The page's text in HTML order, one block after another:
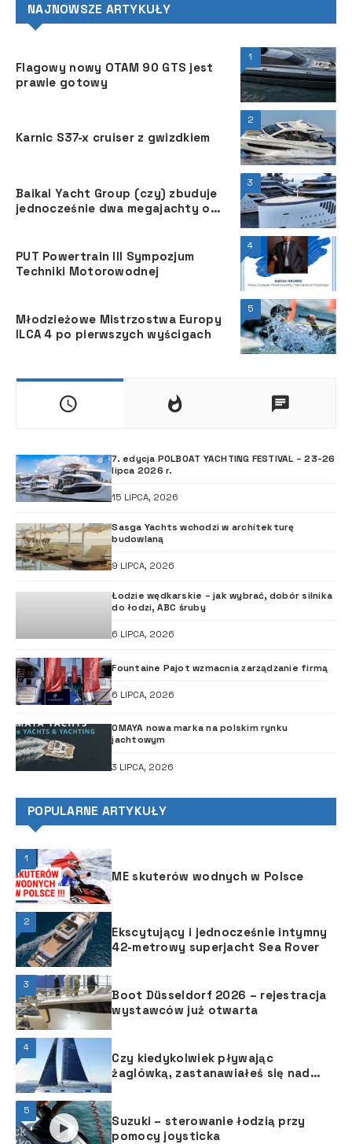
NAJNOWSZE ARTYKUŁY
1
Flagowy nowy OTAM 90 GTS jest
prawie gotowy
2
Karnic S37-x cruiser z gwizdkiem
3
Baikal Yacht Group (czy) zbuduje
jednocześnie dwa megajachty o
4
PUT Powertrain III Sympozjum
Techniki Motorowodnej
5
Młodzieżowe Mistrzostwa Europy
ILCA 4 po pierwszych wyścigach
7. edycja POLBOAT YACHTING FESTIVAL – 23-26
lipca 2026 r.
15 LIPCA, 2026
Sasga Yachts wchodzi w architekturę
budowlaną
9 LIPCA, 2026
Łodzie wędkarskie – jak wybrać, dobór silnika
do łodzi, ABC śruby
6 LIPCA, 2026
Fountaine Pajot wzmacnia zarządzanie firmą
6 LIPCA, 2026
OMAYA nowa marka na polskim rynku
jachtowym
3 LIPCA, 2026
POPULARNE ARTYKUŁY
1
ME skuterów wodnych w Polsce
2
Ekscytujący i jednocześnie intymny
42-metrowy superjacht Sea Rover
3
Boot Düsseldorf 2026 – rejestracja
wystawców już otwarta
4
Czy kiedykolwiek pływając
żaglówką, zastanawiałeś się nad
żaglami przy minimalnych
adaptacjach?
5
Suzuki – sterowanie łodzią przy
pomocy joysticka